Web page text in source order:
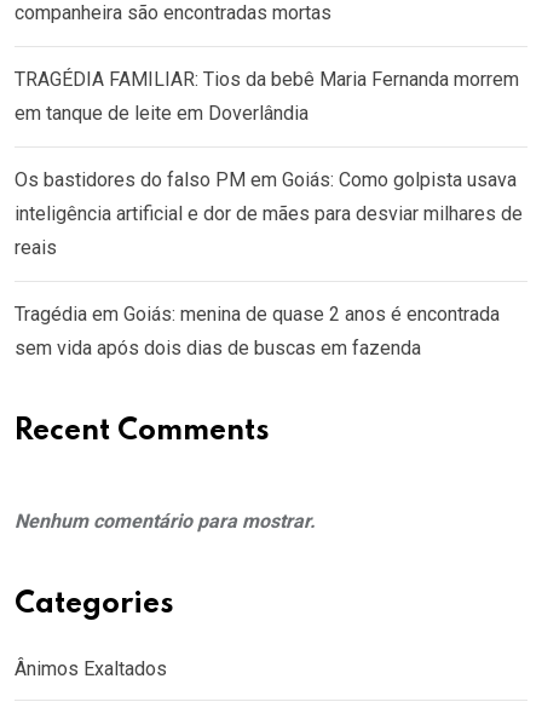
companheira são encontradas mortas
TRAGÉDIA FAMILIAR: Tios da bebê Maria Fernanda morrem
em tanque de leite em Doverlândia
Os bastidores do falso PM em Goiás: Como golpista usava
inteligência artificial e dor de mães para desviar milhares de
reais
Tragédia em Goiás: menina de quase 2 anos é encontrada
sem vida após dois dias de buscas em fazenda
Recent Comments
Nenhum comentário para mostrar.
Categories
Ânimos Exaltados